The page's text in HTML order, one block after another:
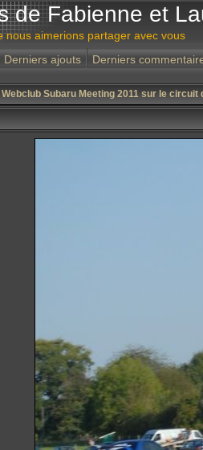
de Fabienne et
nous aimerions partager avec vous
Derniers ajouts Derniers
Webclub Subaru Meeting 2011 sur le circuit